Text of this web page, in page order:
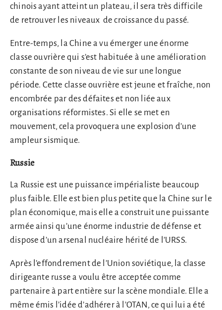
chinois ayant atteint un plateau, il sera très difficile
de retrouver les niveaux de croissance du passé.
Entre-temps, la Chine a vu émerger une énorme
classe ouvrière qui s’est habituée à une amélioration
constante de son niveau de vie sur une longue
période. Cette classe ouvrière est jeune et fraîche, non
encombrée par des défaites et non liée aux
organisations réformistes. Si elle se met en
mouvement, cela provoquera une explosion d’une
ampleur sismique.
Russie
La Russie est une puissance impérialiste beaucoup
plus faible. Elle est bien plus petite que la Chine sur le
plan économique, mais elle a construit une puissante
armée ainsi qu’une énorme industrie de défense et
dispose d’un arsenal nucléaire hérité de l’URSS.
Après l’effondrement de l’Union soviétique, la classe
dirigeante russe a voulu être acceptée comme
partenaire à part entière sur la scène mondiale. Elle a
même émis l’idée d’adhérer à l’OTAN, ce qui lui a été